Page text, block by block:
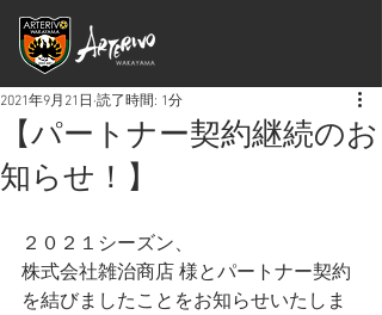
【パートナー契約継続のお
知らせ！】
2021年9月21日 読了時間: 1分
２０２１シーズン、
株式会社雑治商店 様とパートナー契約
を結びましたことをお知らせいたしま